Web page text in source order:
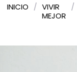
INICIO / VIVIR
MEJOR
/